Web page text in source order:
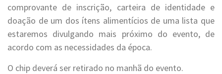
comprovante de inscrição, carteira de identidade e
doação de um dos ítens alimentícios de uma lista que
estaremos divulgando mais próximo do evento, de
acordo com as necessidades da época.
O chip deverá ser retirado no manhã do evento.